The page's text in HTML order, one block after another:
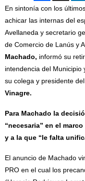
En sintonía con los
achicar las internas del
Avellaneda y secretario
de Comercio de Lanús y
Machado, informó su
intendencia del
su colega y presidente
Vinagre.
Para Machado la
“necesaria” en el
y a la que “le falta
El anuncio de Machado
PRO en el cual los